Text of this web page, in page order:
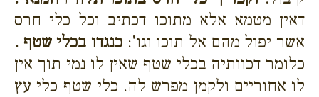
דאין מטמא אלא מתוכו דכתיב וכל כלי חרס
אשר יפול מהם אל תוכו וגו': כנגדו בכלי שטף .
כלומר דכוותיה בכלי שטף שאין לו נמי תוך אין
לו אחוריים ולקמן מפרש לה. כלי שטף כלי עץ